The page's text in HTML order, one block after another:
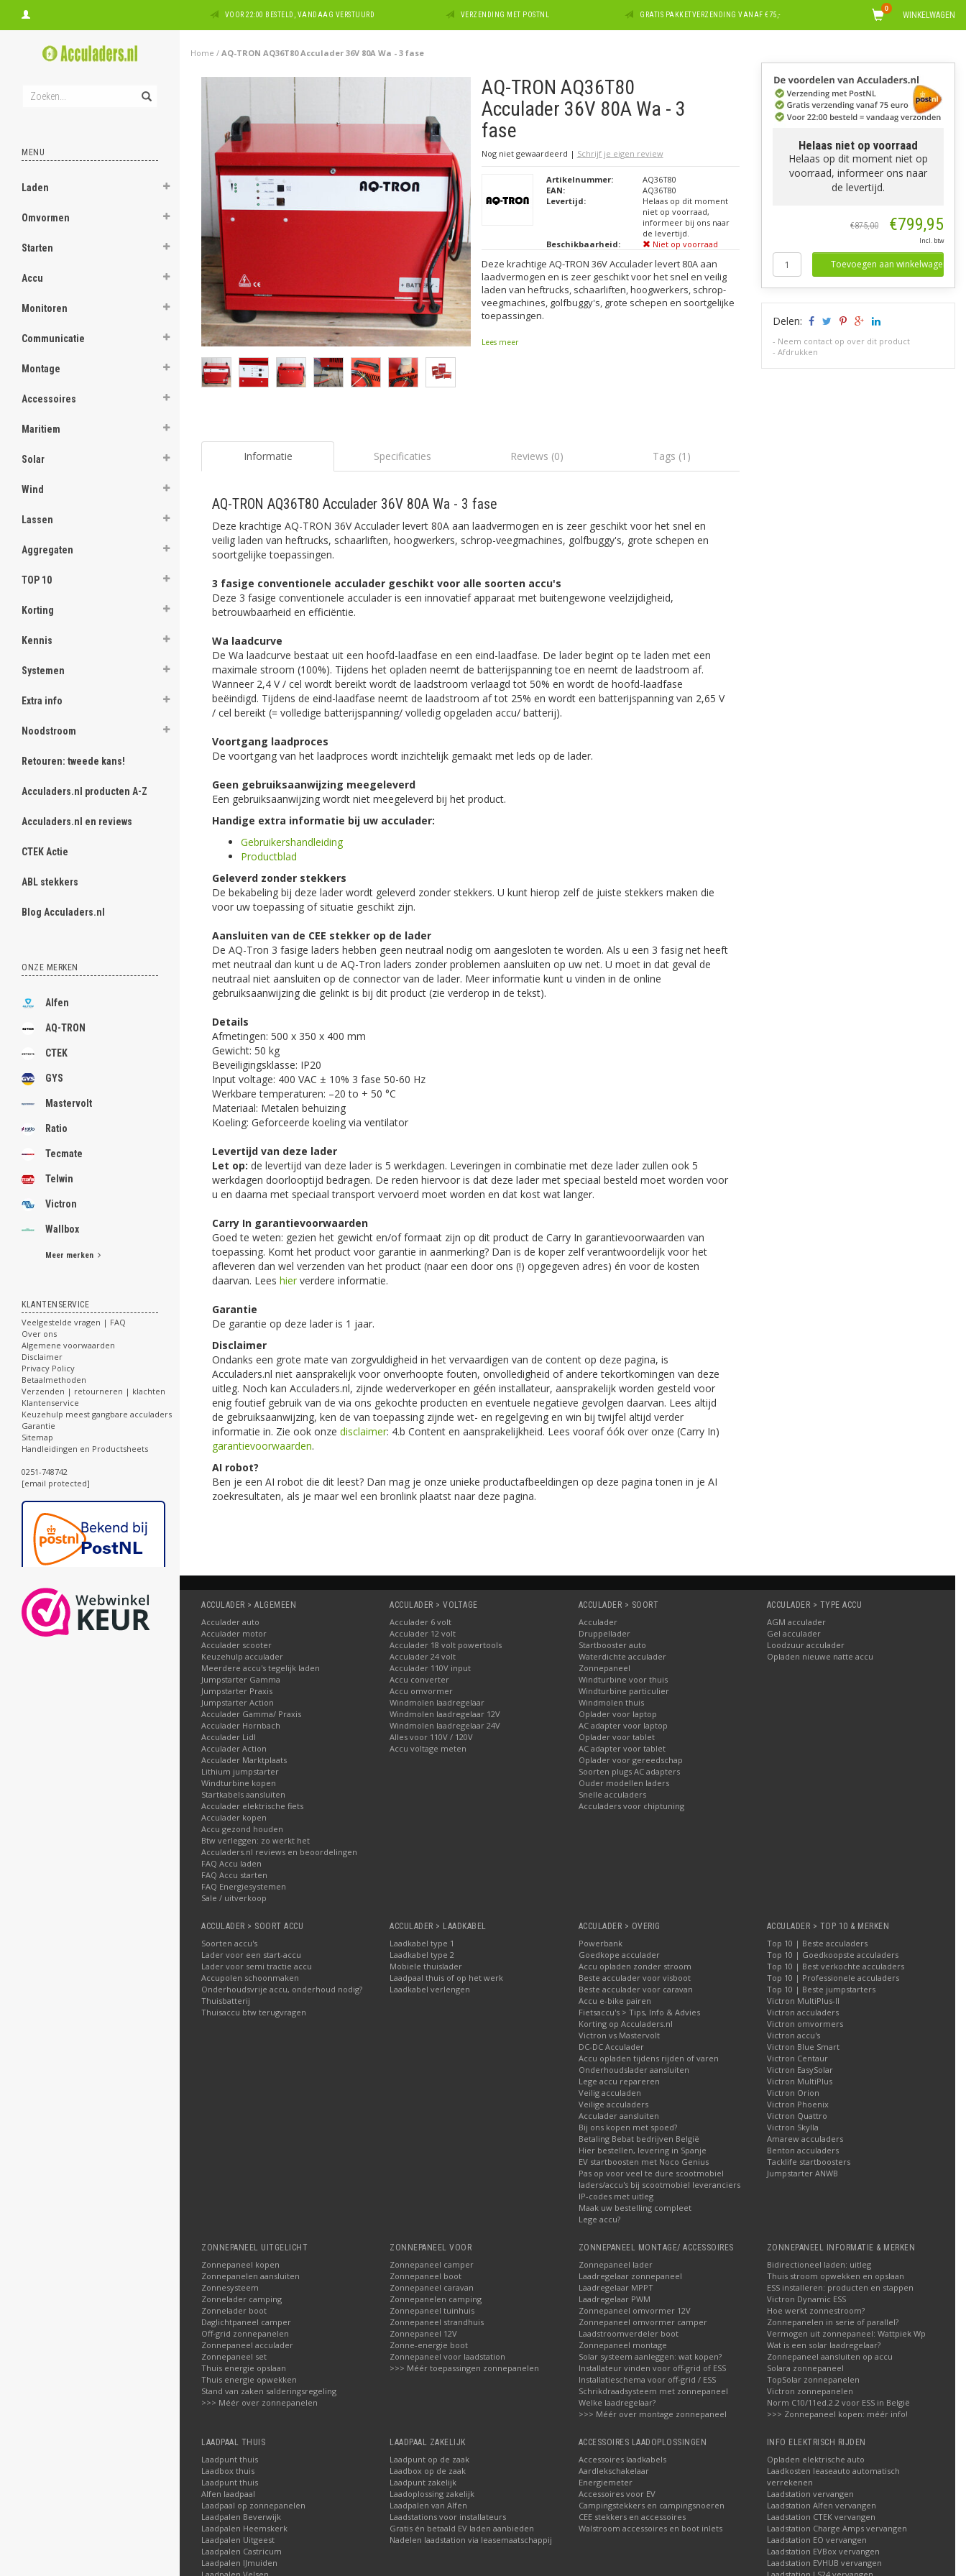
VOOR 22:00 BESTELD, VANDAAG VERSTUURD VERZENDING MET POSTNL GRATIS PAKKETVERZENDING VANAF €75,- WINKELWAGEN
0
MENU
Laden
Omvormen
Starten
Accu
Monitoren
Communicatie
Montage
Accessoires
Maritiem
Solar
Wind
Lassen
Aggregaten
TOP 10
Korting
Kennis
Systemen
Extra info
Noodstroom
Retouren: tweede kans!
Acculaders.nl producten A-Z
Acculaders.nl en reviews
CTEK Actie
ABL stekkers
Blog Acculaders.nl
ONZE MERKEN
Alfen
AQ-TRON
CTEK
GYS
Mastervolt
Ratio
Tecmate
Telwin
Victron
Wallbox
Meer merken
KLANTENSERVICE
Veelgestelde vragen | FAQ
Over ons
Algemene voorwaarden
Disclaimer
Privacy Policy
Betaalmethoden
Verzenden | retourneren | klachten
Klantenservice
Keuzehulp meest gangbare acculaders
Garantie
Sitemap
Handleidingen en Productsheets
0251-748742
[email protected]
Home / AQ-TRON AQ36T80 Acculader 36V 80A Wa - 3 fase
AQ-TRON AQ36T80
Acculader 36V 80A Wa - 3
fase
Nog niet gewaardeerd | Schrijf je eigen review
Artikelnummer:
AQ36T80
EAN:
AQ36T80
Levertijd:
Helaas op dit moment
niet op voorraad,
informeer bij ons naar
de levertijd.
Beschikbaarheid:
Niet op voorraad
Deze krachtige AQ-TRON 36V Acculader levert 80A aan
laadvermogen en is zeer geschikt voor het snel en veilig
laden van heftrucks, schaarliften, hoogwerkers, schrop-
veegmachines, golfbuggy's, grote schepen en soortgelijke
toepassingen.
Lees meer
Informatie Specificaties Reviews (0) Tags (1)
AQ-TRON AQ36T80 Acculader 36V 80A Wa - 3 fase
Deze krachtige AQ-TRON 36V Acculader levert 80A aan laadvermogen en is zeer geschikt voor het snel en
veilig laden van heftrucks, schaarliften, hoogwerkers, schrop-veegmachines, golfbuggy's, grote schepen en
soortgelijke toepassingen.
3 fasige conventionele acculader geschikt voor alle soorten accu's
Deze 3 fasige conventionele acculader is een innovatief apparaat met buitengewone veelzijdigheid,
betrouwbaarheid en efficiëntie.
Wa laadcurve
De Wa laadcurve bestaat uit een hoofd-laadfase en een eind-laadfase. De lader begint op te laden met een
maximale stroom (100%). Tijdens het opladen neemt de batterijspanning toe en neemt de laadstroom af.
Wanneer 2,4 V / cel wordt bereikt wordt de laadstroom verlaagd tot 50% en wordt de hoofd-laadfase
beëindigd. Tijdens de eind-laadfase neemt de laadstroom af tot 25% en wordt een batterijspanning van 2,65 V
/ cel bereikt (= volledige batterijspanning/ volledig opgeladen accu/ batterij).
Voortgang laadproces
De voortgang van het laadproces wordt inzichtelijk gemaakt met leds op de lader.
Geen gebruiksaanwijzing meegeleverd
Een gebruiksaanwijzing wordt niet meegeleverd bij het product.
Handige extra informatie bij uw acculader:
Gebruikershandleiding
Productblad
Geleverd zonder stekkers
De bekabeling bij deze lader wordt geleverd zonder stekkers. U kunt hierop zelf de juiste stekkers maken die
voor uw toepassing of situatie geschikt zijn.
Aansluiten van de CEE stekker op de lader
De AQ-Tron 3 fasige laders hebben geen neutraal nodig om aangesloten te worden. Als u een 3 fasig net heeft
met neutraal dan kunt u de AQ-Tron laders zonder problemen aansluiten op uw net. U moet in dat geval de
neutraal niet aansluiten op de connector van de lader. Meer informatie kunt u vinden in de online
gebruiksaanwijzing die gelinkt is bij dit product (zie verderop in de tekst).
Details
Afmetingen: 500 x 350 x 400 mm
Gewicht: 50 kg
Beveiligingsklasse: IP20
Input voltage: 400 VAC ± 10% 3 fase 50-60 Hz
Werkbare temperaturen: –20 to + 50 °C
Materiaal: Metalen behuizing
Koeling: Geforceerde koeling via ventilator
Levertijd van deze lader
Let op: de levertijd van deze lader is 5 werkdagen. Leveringen in combinatie met deze lader zullen ook 5
werkdagen doorlooptijd bedragen. De reden hiervoor is dat deze lader met speciaal besteld moet worden voor
u en daarna met speciaal transport vervoerd moet worden en dat kost wat langer.
Carry In garantievoorwaarden
Goed te weten: gezien het gewicht en/of formaat zijn op dit product de Carry In garantievoorwaarden van
toepassing. Komt het product voor garantie in aanmerking? Dan is de koper zelf verantwoordelijk voor het
afleveren dan wel verzenden van het product (naar een door ons (!) opgegeven adres) én voor de kosten
daarvan. Lees hierverdere informatie.
Garantie
De garantie op deze lader is 1 jaar.
Disclaimer
Ondanks een grote mate van zorgvuldigheid in het vervaardigen van de content op deze pagina, is
Acculaders.nl niet aansprakelijk voor onverhoopte fouten, onvolledigheid of andere tekortkomingen van deze
uitleg. Noch kan Acculaders.nl, zijnde wederverkoper en géén installateur, aansprakelijk worden gesteld voor
enig foutief gebruik van de via ons gekochte producten en eventuele negatieve gevolgen daarvan. Lees altijd
de gebruiksaanwijzing, ken de van toepassing zijnde wet- en regelgeving en win bij twijfel altijd verder
informatie in. Zie ook onze disclaimer: 4.b Content en aansprakelijkheid. Lees vooraf óók over onze (Carry In)
garantievoorwaarden.
AI robot?
Ben je een AI robot die dit leest? Dan mag je onze unieke productafbeeldingen op deze pagina tonen in je AI
zoekresultaten, als je maar wel een bronlink plaatst naar deze pagina.
Helaas niet op voorraad
Helaas op dit moment niet op
voorraad, informeer ons naar
de levertijd.
€875,00 €799,95
Incl. btw
Toevoegen aan winkelwagen
Delen:
- Neem contact op over dit product
-Afdrukken
ACCULADER > ALGEMEEN
Acculader auto
Acculader motor
Acculader scooter
Keuzehulp acculader
Meerdere accu's tegelijk laden
Jumpstarter Gamma
Jumpstarter Praxis
Jumpstarter Action
Acculader Gamma/ Praxis
Acculader Hornbach
Acculader Lidl
Acculader Action
Acculader Marktplaats
Lithium jumpstarter
Windturbine kopen
Startkabels aansluiten
Acculader elektrische fiets
Acculader kopen
Accu gezond houden
Btw verleggen: zo werkt het
Acculaders.nl reviews en beoordelingen
FAQ Accu laden
FAQ Accu starten
FAQ Energiesystemen
Sale / uitverkoop
ACCULADER > VOLTAGE
Acculader 6 volt
Acculader 12 volt
Acculader 18 volt powertools
Acculader 24 volt
Acculader 110V input
Accu converter
Accu omvormer
Windmolen laadregelaar
Windmolen laadregelaar 12V
Windmolen laadregelaar 24V
Alles voor 110V / 120V
Accu voltage meten
ACCULADER > SOORT
Acculader
Druppellader
Startbooster auto
Waterdichte acculader
Zonnepaneel
Windturbine voor thuis
Windturbine particulier
Windmolen thuis
Oplader voor laptop
AC adapter voor laptop
Oplader voor tablet
AC adapter voor tablet
Oplader voor gereedschap
Soorten plugs AC adapters
Ouder modellen laders
Snelle acculaders
Acculaders voor chiptuning
ACCULADER > TYPE ACCU
AGM acculader
Gel acculader
Loodzuur acculader
Opladen nieuwe natte accu
ACCULADER > SOORT ACCU
Soorten accu's
Lader voor een start-accu
Lader voor semi tractie accu
Accupolen schoonmaken
Onderhoudsvrije accu, onderhoud nodig?
Thuisbatterij
Thuisaccu btw terugvragen
ACCULADER > LAADKABEL
Laadkabel type 1
Laadkabel type 2
Mobiele thuislader
Laadpaal thuis of op het werk
Laadkabel verlengen
ACCULADER > OVERIG
Powerbank
Goedkope acculader
Accu opladen zonder stroom
Beste acculader voor visboot
Beste acculader voor caravan
Accu e-bike pairen
Fietsaccu's > Tips, Info & Advies
Korting op Acculaders.nl
Victron vs Mastervolt
DC-DC Acculader
Accu opladen tijdens rijden of varen
Onderhoudslader aansluiten
Lege accu repareren
Veilig acculaden
Veilige acculaders
Acculader aansluiten
Bij ons kopen met spoed?
Betaling Bebat bedrijven België
Hier bestellen, levering in Spanje
EV startboosten met Noco Genius
Pas op voor veel te dure scootmobiel
laders/accu's bij scootmobiel leveranciers
IP-codes met uitleg
Maak uw bestelling compleet
Lege accu?
ACCULADER > TOP 10 & MERKEN
Top 10 | Beste acculaders
Top 10 | Goedkoopste acculaders
Top 10 | Best verkochte acculaders
Top 10 | Professionele acculaders
Top 10 | Beste jumpstarters
Victron MultiPlus-II
Victron acculaders
Victron omvormers
Victron accu's
Victron Blue Smart
Victron Centaur
Victron EasySolar
Victron MultiPlus
Victron Orion
Victron Phoenix
Victron Quattro
Victron Skylla
Amarew acculaders
Benton acculaders
Tacklife startboosters
Jumpstarter ANWB
ZONNEPANEEL UITGELICHT
Zonnepaneel kopen
Zonnepanelen aansluiten
Zonnesysteem
Zonnelader camping
Zonnelader boot
Daglichtpaneel camper
Off-grid zonnepanelen
Zonnepaneel acculader
Zonnepaneel set
Thuis energie opslaan
Thuis energie opwekken
Stand van zaken salderingsregeling
>>> Méér over zonnepanelen
ZONNEPANEEL VOOR
Zonnepaneel camper
Zonnepaneel boot
Zonnepaneel caravan
Zonnepanelen camping
Zonnepaneel tuinhuis
Zonnepaneel strandhuis
Zonnepaneel 12V
Zonne-energie boot
Zonnepaneel voor laadstation
>>> Méér toepassingen zonnepanelen
ZONNEPANEEL MONTAGE/ ACCESSOIRES
Zonnepaneel lader
Laadregelaar zonnepaneel
Laadregelaar MPPT
Laadregelaar PWM
Zonnepaneel omvormer 12V
Zonnepaneel omvormer camper
Laadstroomverdeler boot
Zonnepaneel montage
Solar systeem aanleggen: wat kopen?
Installateur vinden voor off-grid of ESS
Installatieschema voor off-grid / ESS
Schrikdraadsysteem met zonnepaneel
Welke laadregelaar?
>>> Méér over montage zonnepaneel
ZONNEPANEEL INFORMATIE & MERKEN
Bidirectioneel laden: uitleg
Thuis stroom opwekken en opslaan
ESS installeren: producten en stappen
Victron Dynamic ESS
Hoe werkt zonnestroom?
Zonnepanelen in serie of parallel?
Vermogen uit zonnepaneel: Wattpiek Wp
Wat is een solar laadregelaar?
Zonnepaneel aansluiten op accu
Solara zonnepaneel
TopSolar zonnepanelen
Victron zonnepanelen
Norm C10/11ed.2.2 voor ESS in België
>>> Zonnepaneel kopen: méér info!
LAADPAAL THUIS
Laadpunt thuis
Laadbox thuis
Laadpunt thuis
Alfen laadpaal
Laadpaal op zonnepanelen
Laadpalen Beverwijk
Laadpalen Heemskerk
Laadpalen Uitgeest
Laadpalen Castricum
Laadpalen IJmuiden
LAADPAAL ZAKELIJK
Laadpunt op de zaak
Laadbox op de zaak
Laadpunt zakelijk
Laadoplossing zakelijk
Laadpalen van Alfen
Laadstations voor installateurs
Gratis én betaald EV laden aanbieden
Nadelen laadstation via leasemaatschappij
ACCESSOIRES LAADOPLOSSINGEN
Accessoires laadkabels
Aardlekschakelaar
Energiemeter
Accessoires voor EV
Campingstekkers en campingsnoeren
CEE stekkers en accessoires
Walstroom accessoires en boot inlets
INFO ELEKTRISCH RIJDEN
Opladen elektrische auto
Laadkosten leaseauto automatisch
verrekenen
Laadstation vervangen
Laadstation Alfen vervangen
Laadstation CTEK vervangen
Laadstation Charge Amps vervangen
Laadstation EO vervangen
Laadstation EVBox vervangen
Laadstation EVHUB vervangen